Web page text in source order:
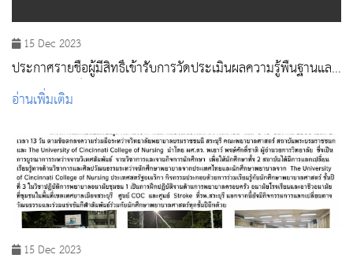
15 Dec 2023
ประกาศรายชื่อผู้มีสิทธิ์เข้ารับการวัดประเมินผลความรู้พื้นฐานและ
สอบสัมภาษณ์เข้าศึกษา หลักสูตรประกาศนียบัตรผู้ช่วยพยาบาล
รุ่นที่ 2 ประจำปีการศึกษา 2566
อ่านเพิ่มเติม
15 Dec 2023